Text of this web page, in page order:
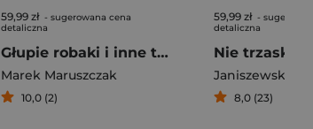
59,99 zł - sugerowana cena
detaliczna
Głupie robaki i inne takie Polski
Marek Maruszczak
10,0 (2)
59,99 zł -
detaliczna
Janiszewska
8,0 (23)